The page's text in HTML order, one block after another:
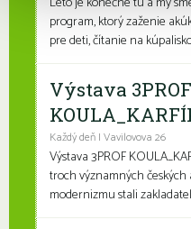
program, ktorý zaženie
pre deti, čítanie na
Výstava 3PROF
Každý deň | Vavilovova 26
Výstava 3PROF
troch významných českých
modernizmu stali